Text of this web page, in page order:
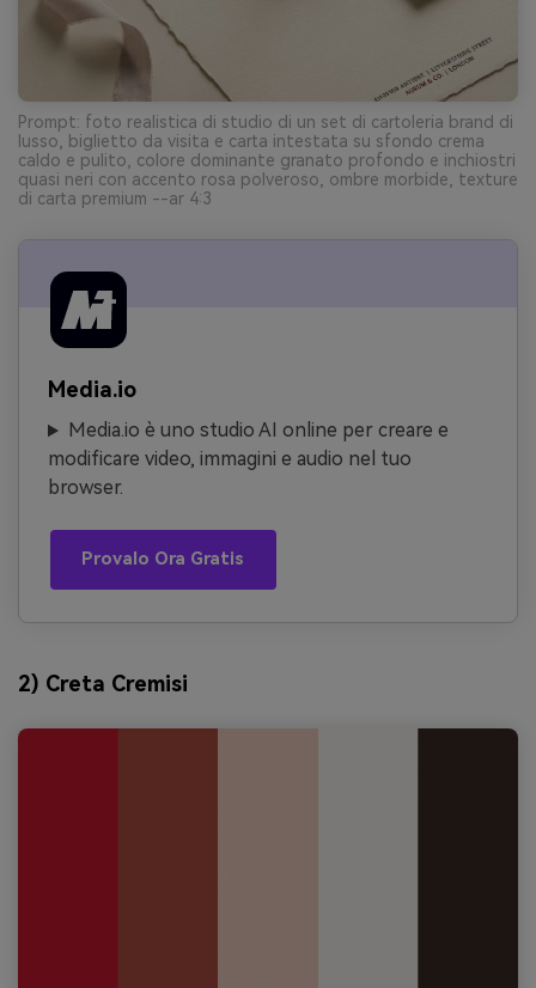
Prompt: foto realistica di studio di un set di cartoleria brand di
lusso, biglietto da visita e carta intestata su sfondo crema
caldo e pulito, colore dominante granato profondo e inchiostri
quasi neri con accento rosa polveroso, ombre morbide, texture
di carta premium --ar 4:3
Media.io
Media.io è uno studio AI online per creare e
modificare video, immagini e audio nel tuo
browser.
Provalo Ora Gratis
2) Creta Cremisi